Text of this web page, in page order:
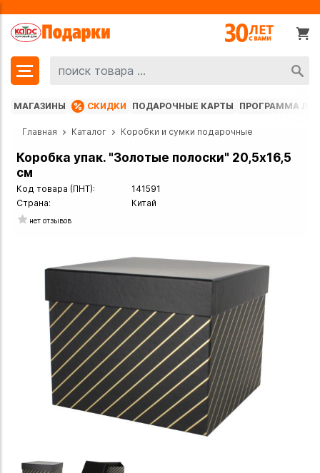
МАГАЗИНЫ СКИДКИ ПОДАРОЧНЫЕ КАРТЫ ПРОГРАММА
Главная Каталог Коробки и сумки подарочные
Коробка упак. "Золотые полоски" 20,5х16,5
см
Код товара (ПНТ):
141591
Страна:
Китай
нет отзывов